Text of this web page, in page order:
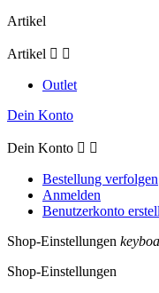
Artikel
Artikel  
Outlet
Dein Konto
Dein Konto  
Bestellung verfolgen
Anmelden
Benutzerkonto
Shop-Einstellungen
Shop-Einstellungen